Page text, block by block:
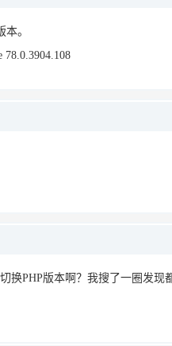
。
78.0.3904.108
换PHP版本啊？我搜了一圈发现